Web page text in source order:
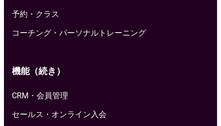
予約・クラス
コーチング・パーソナルトレーニング
機能（続き）
CRM・会員管理
セールス・オンライン入会